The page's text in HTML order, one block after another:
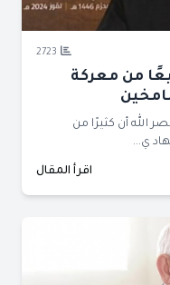
2723
من معركة
الله أن كثيرًا من
ي...
اقرأ المقال